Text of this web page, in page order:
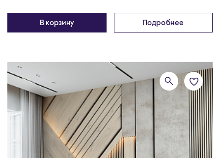
В корзину Подробнее